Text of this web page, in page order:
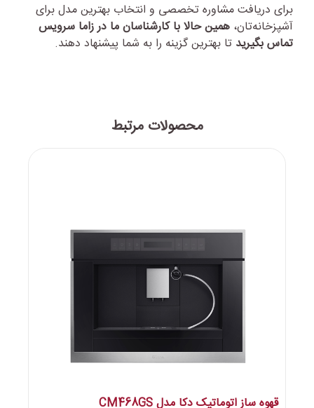
برای دریافت مشاوره تخصصی و انتخاب بهترین مدل برای
آشپزخانه‌تان، همین حالا با کارشناسان ما در زاما سرویس
تماس بگیرید تا بهترین گزینه را به شما پیشنهاد دهند.
محصولات مرتبط
قهوه ساز اتوماتیک دکا مدل CM468GS